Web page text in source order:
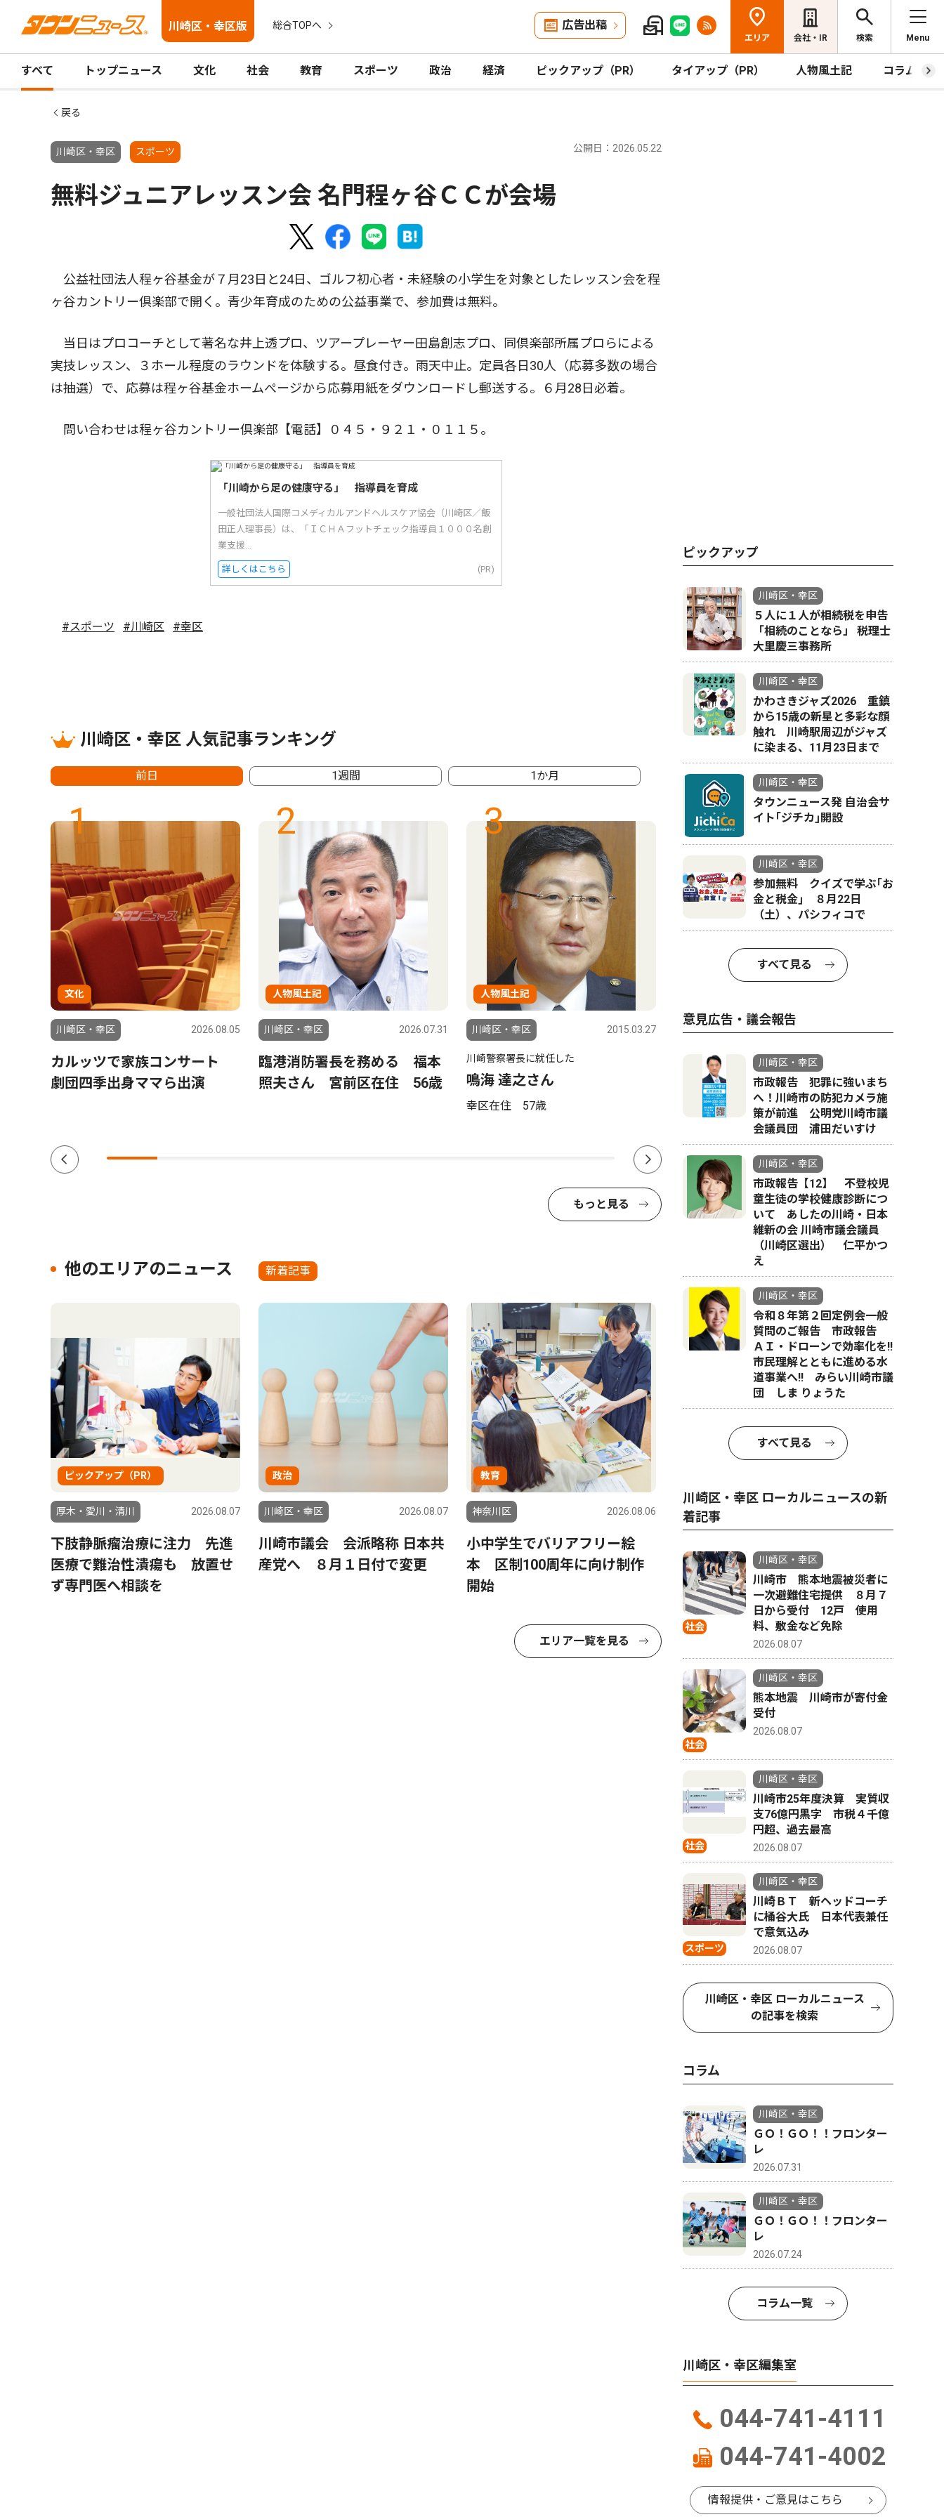
川崎区・幸区版 総合TOPへ 広告出稿
エリア 会社・IR 検索 Menu
すべて トップニュース 文化 社会 教育 スポーツ 政治 経済 ピックアップ（PR） タイアップ（PR） 人物風土記 コラム
戻る
川崎区・幸区 スポーツ 公開日：2026.05.22
無料ジュニアレッスン会 名門程ヶ谷ＣＣが会場
公益社団法人程ヶ谷基金が７月23日と24日、ゴルフ初心者・未経験の小学生を対象としたレッスン会を程
ヶ谷カントリー倶楽部で開く。青少年育成のための公益事業で、参加費は無料。
当日はプロコーチとして著名な井上透プロ、ツアープレーヤー田島創志プロ、同倶楽部所属プロらによる
実技レッスン、３ホール程度のラウンドを体験する。昼食付き。雨天中止。定員各日30人（応募多数の場合
は抽選）で、応募は程ヶ谷基金ホームぺージから応募用紙をダウンロードし郵送する。６月28日必着。
問い合わせは程ヶ谷カントリー倶楽部【電話】０４５・９２１・０１１５。
「川崎から足の健康守る」 指導員を育成
一般社団法人国際コメディカルアンドヘルスケア協会（川崎区／飯
田正人理事長）は、「ＩＣＨＡフットチェック指導員１０００名創
業支援...
詳しくはこちら (PR)
#スポーツ #川崎区 #幸区
川崎区・幸区 人気記事ランキング
前日 1週間 1か月
1
文化
川崎区・幸区 2026.08.05
カルッツで家族コンサート
劇団四季出身ママら出演
2
人物風土記
川崎区・幸区 2026.07.31
臨港消防署長を務める 福本
照夫さん 宮前区在住 56歳
3
人物風土記
川崎区・幸区 2015.03.27
川崎警察署長に就任した
鳴海 達之さん
幸区在住 57歳
4
川崎区・幸区 2026.07.31
かわさきジャズ2026 重鎮か
ら15歳の新星と多彩な顔触
れ 川崎駅周辺がジャズに染
まる、11月23日まで
川崎区・幸
Ｅで、夏
もっと見る
他のエリアのニュース 新着記事
ピックアップ（PR）
厚木・愛川・清川 2026.08.07
下肢静脈瘤治療に注力 先進
医療で難治性潰瘍も 放置せ
ず専門医へ相談を
政治
川崎区・幸区 2026.08.07
川崎市議会 会派略称 日本共
産党へ ８月１日付で変更
教育
神奈川区 2026.08.06
小中学生でバリアフリー絵
本 区制100周年に向け制作
開始
エリア一覧を見る
ピックアップ
川崎区・幸区
５人に１人が相続税を申告
「相続のことなら」 税理士
大里慶三事務所
川崎区・幸区
かわさきジャズ2026 重鎮
から15歳の新星と多彩な顔
触れ 川崎駅周辺がジャズ
に染まる、11月23日まで
川崎区・幸区
タウンニュース発 自治会サ
イト｢ジチカ｣開設
川崎区・幸区
参加無料 クイズで学ぶ｢お
金と税金｣ ８月22日
（土）、パシフィコで
すべて見る
意見広告・議会報告
川崎区・幸区
市政報告 犯罪に強いまち
へ！川崎市の防犯カメラ施
策が前進 公明党川崎市議
会議員団 浦田だいすけ
川崎区・幸区
市政報告【12】 不登校児
童生徒の学校健康診断につ
いて あしたの川崎・日本
維新の会 川崎市議会議員
（川崎区選出） 仁平かつ
え
川崎区・幸区
令和８年第２回定例会一般
質問のご報告 市政報告
ＡＩ・ドローンで効率化を!!
市民理解とともに進める水
道事業へ!! みらい川崎市議
団 しま りょうた
すべて見る
川崎区・幸区 ローカルニュースの新
着記事
社会
川崎区・幸区
川崎市 熊本地震被災者に
一次避難住宅提供 ８月７
日から受付 12戸 使用
料、敷金など免除
2026.08.07
社会
川崎区・幸区
熊本地震 川崎市が寄付金
受付
2026.08.07
社会
川崎区・幸区
川崎市25年度決算 実質収
支76億円黒字 市税４千億
円超、過去最高
2026.08.07
スポーツ
川崎区・幸区
川崎ＢＴ 新ヘッドコーチ
に桶谷大氏 日本代表兼任
で意気込み
2026.08.07
川崎区・幸区 ローカルニュース
の記事を検索
コラム
川崎区・幸区
ＧＯ！ＧＯ！！フロンター
レ
2026.07.31
川崎区・幸区
ＧＯ！ＧＯ！！フロンター
レ
2026.07.24
コラム一覧
川崎区・幸区編集室
044-741-4111
044-741-4002
情報提供・ご意見はこちら